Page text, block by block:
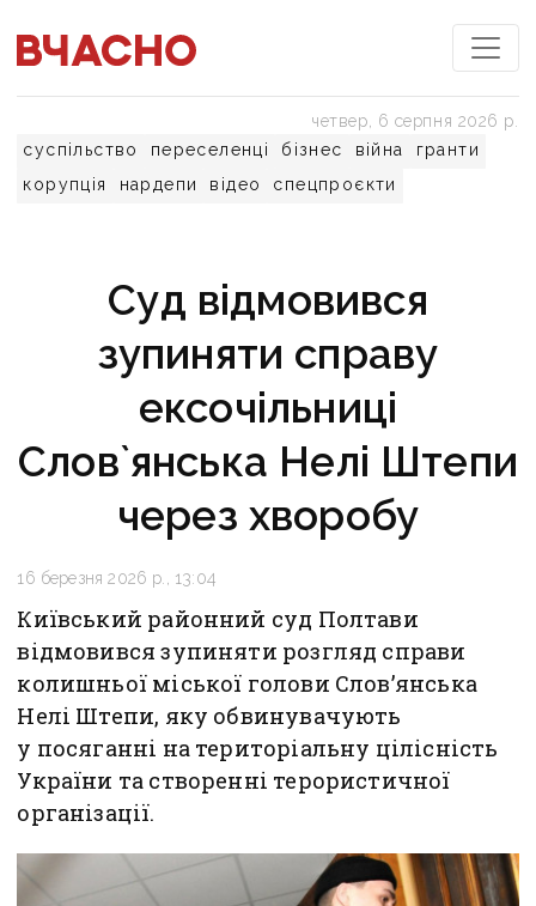
суспільство переселенці бізнес війна
гранти
корупція
нардепи відео спецпроєкти
четвер, 6 серпня 2026 р.
Суд відмовився
зупиняти справу
ексочільниці
Слов`янська Нелі Штепи
через хворобу
16 березня 2026 р., 13:04
Київський районний суд Полтави
відмовився зупиняти розгляд справи
колишньої міської голови Слов’янська
Нелі Штепи, яку обвинувачують
у посяганні на територіальну цілісність
України та створенні терористичної
організації.